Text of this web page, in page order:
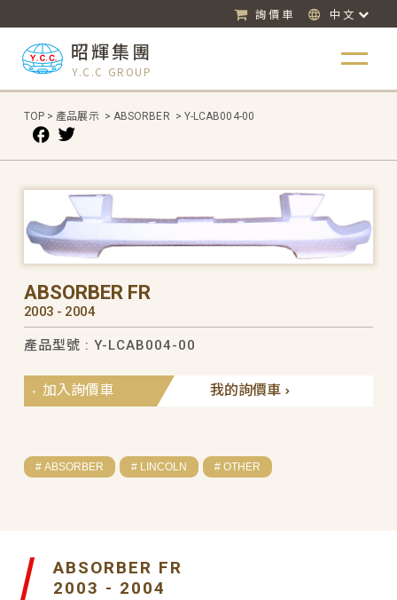
詢價車 中文
昭輝集團
Y.C.C GROUP
TOP > 產品展示 > ABSORBER > Y-LCAB004-00
ABSORBER FR
2003 - 2004
產品型號 : Y-LCAB004-00
我的詢價車
加入詢價車
# ABSORBER # LINCOLN # OTHER
ABSORBER FR
2003 - 2004